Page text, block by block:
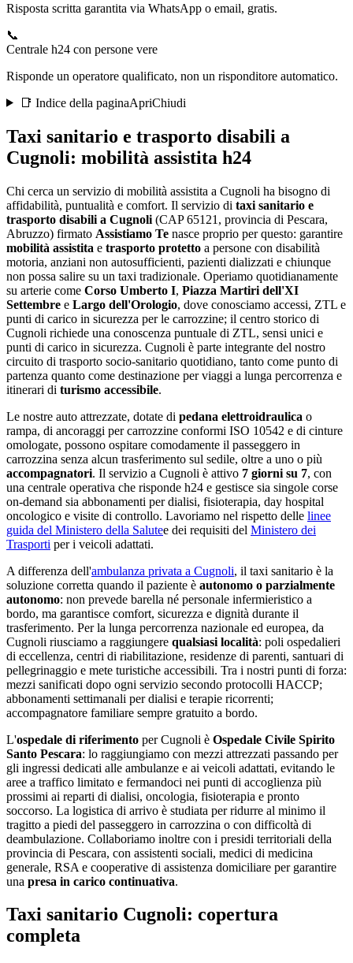
Risposta scritta garantita via WhatsApp o email, gratis.
📞
Centrale h24 con persone vere
Risponde un operatore qualificato, non un risponditore automatico.
📑 Indice della paginaApriChiudi
Taxi sanitario e trasporto disabili a
Cugnoli: mobilità assistita h24
Chi cerca un servizio di mobilità assistita a Cugnoli ha bisogno di
affidabilità, puntualità e comfort. Il servizio di taxi sanitario e
trasporto disabili a Cugnoli (CAP65121 , provincia di Pescara,
Abruzzo) firmato Assistiamo Te nasce proprio per questo: garantire
mobilità assistita e trasporto protetto a persone con disabilità
motoria, anziani non autosufficienti, pazienti dializzati e chiunque
non possa salire su un taxi tradizionale. Operiamo quotidianamente
su arterie come Corso Umberto I, Piazza Martiri dell'XI
Settembre e Largo dell'Orologio, dove conosciamo accessi, ZTL e
punti di carico in sicurezza per le carrozzine; il centro storico di
Cugnoli richiede una conoscenza puntuale di ZTL, sensi unici e
punti di carico in sicurezza. Cugnoli è parte integrante del nostro
circuito di trasporto socio-sanitario quotidiano, tanto come punto di
partenza quanto come destinazione per viaggi a lunga percorrenza e
itinerari di turismo accessibile.
Le nostre auto attrezzate, dotate di pedana elettroidraulica o
rampa, di ancoraggi per carrozzine conformi ISO 10542 e di cinture
omologate, possono ospitare comodamente il passeggero in
carrozzina senza alcun trasferimento sul sedile, oltre a uno o più
accompagnatori. Il servizio a Cugnoli è attivo 7 giorni su 7, con
una centrale operativa che risponde h24 e gestisce sia singole corse
on-demand sia abbonamenti per dialisi, fisioterapia, day hospital
oncologico e visite di controllo. Lavoriamo nel rispetto delle linee
guida del Ministero della Salutee dei requisiti del Ministero dei
Trasporti per i veicoli adattati.
A differenza dell'ambulanza privata a Cugnoli, il taxi sanitario è la
soluzione corretta quando il paziente è autonomo o parzialmente
autonomo: non prevede barella né personale infermieristico a
bordo, ma garantisce comfort, sicurezza e dignità durante il
trasferimento. Per la lunga percorrenza nazionale ed europea, da
Cugnoli riusciamo a raggiungere qualsiasi località: poli ospedalieri
di eccellenza, centri di riabilitazione, residenze di parenti, santuari di
pellegrinaggio e mete turistiche accessibili. Tra i nostri punti di forza:
mezzi sanificati dopo ogni servizio secondo protocolli HACCP;
abbonamenti settimanali per dialisi e terapie ricorrenti;
accompagnatore familiare sempre gratuito a bordo.
L'ospedale di riferimento perCugnoli è Ospedale Civile Spirito
Santo Pescara: lo raggiungiamo con mezzi attrezzati passando per
gli ingressi dedicati alle ambulanze e ai veicoli adattati, evitando le
aree a traffico limitato e fermandoci nei punti di accoglienza più
prossimi ai reparti di dialisi, oncologia, fisioterapia e pronto
soccorso. La logistica di arrivo è studiata per ridurre al minimo il
tragitto a piedi del passeggero in carrozzina o con difficoltà di
deambulazione. Collaboriamo inoltre con i presidi territoriali della
provincia di Pescara, con assistenti sociali, medici di medicina
generale, RSA e cooperative di assistenza domiciliare per garantire
una presa in carico continuativa.
Taxi sanitario Cugnoli: copertura
completa